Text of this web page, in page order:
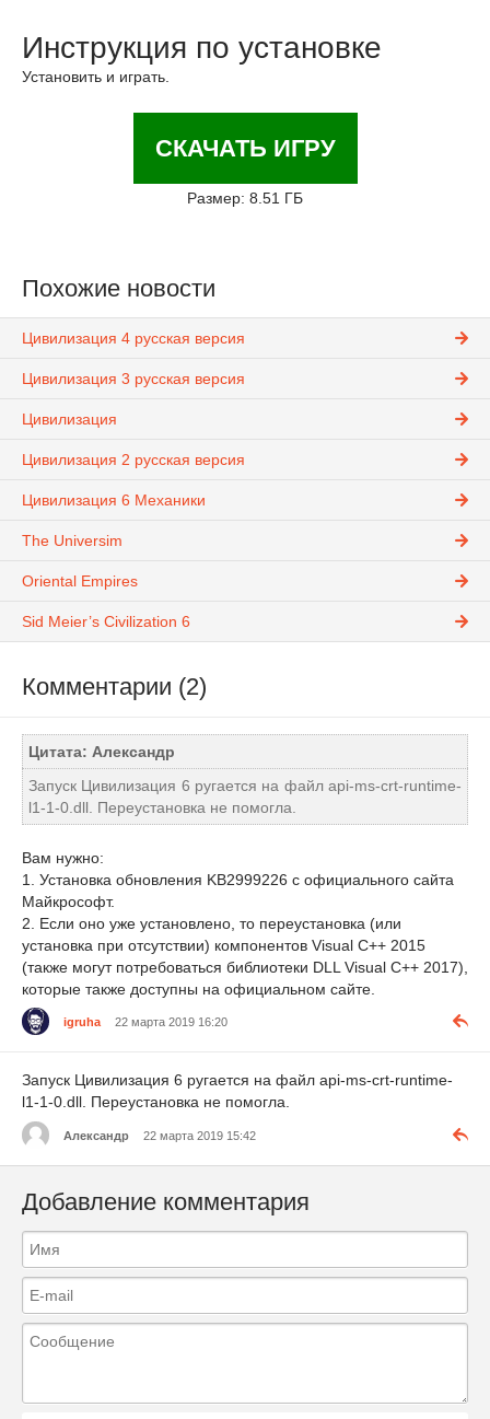
Инструкция по установке
Установить и играть.
СКАЧАТЬ ИГРУ
Размер: 8.51 ГБ
Похожие новости
Цивилизация 4 русская версия
Цивилизация 3 русская версия
Цивилизация
Цивилизация 2 русская версия
Цивилизация 6 Механики
The Universim
Oriental Empires
Sid Meier’s Civilization 6
Комментарии (2)
Цитата: Александр
Запуск Цивилизация 6 ругается на файл api-ms-crt-runtime-
l1-1-0.dll. Переустановка не помогла.
Вам нужно:
1. Установка обновления KB2999226 с официального сайта
Майкрософт.
2. Если оно уже установлено, то переустановка (или
установка при отсутствии) компонентов Visual C++ 2015
(также могут потребоваться библиотеки DLL Visual C++ 2017),
которые также доступны на официальном сайте.
igruha 22 марта 2019 16:20
Запуск Цивилизация 6 ругается на файл api-ms-crt-runtime-
l1-1-0.dll. Переустановка не помогла.
Александр 22 марта 2019 15:42
Добавление комментария